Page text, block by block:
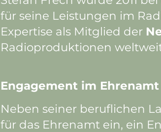
für seine Leistungen im
Expertise als Mitglied der
Radioproduktionen
Engagement im
Neben seiner beruflichen
für das Ehrenamt ein, ein